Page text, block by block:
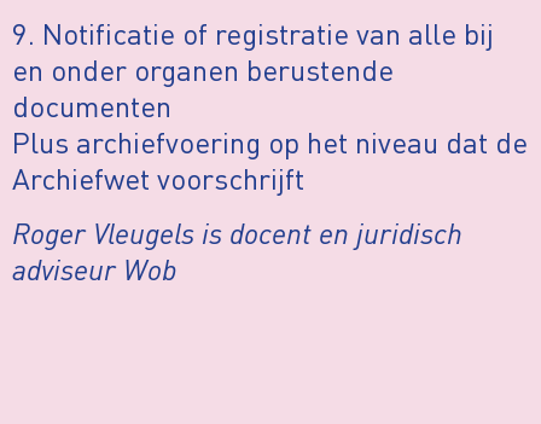
9. Notificatie of registratie van alle bij
en onder organen berustende
documenten
Plus archiefvoering op het niveau dat de
Archiefwet voorschrijft
Roger Vleugels is docent en juridisch
adviseur Wob